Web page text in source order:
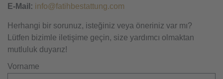
E-Mail: info@fatihbestattung.com
Herhangi bir sorunuz, isteğiniz veya öneriniz var mı?
Lütfen bizimle iletişime geçin, size yardımcı olmaktan
mutluluk duyarız!
Vorname